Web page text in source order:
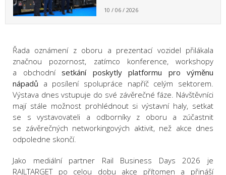
10 / 06 / 2026
Řada oznámení z oboru a prezentací vozidel přilákala
značnou pozornost, zatímco konference, workshopy
a obchodní setkání poskytly platformu pro výměnu
nápadů a posílení spolupráce napříč celým sektorem.
Výstava dnes vstupuje do své závěrečné fáze. Návštěvníci
mají stále možnost prohlédnout si výstavní haly, setkat
se s vystavovateli a odborníky z oboru a zúčastnit
se závěrečných networkingových aktivit, než akce dnes
odpoledne skončí.
Jako mediální partner Rail Business Days 2026 je
RAILTARGET po celou dobu akce přítomen a přináší